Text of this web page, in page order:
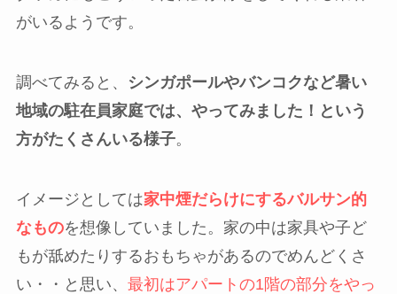
がいるようです。
調べてみると、
シンガポールやバンコクなど暑い
地域の駐在員家庭では、やってみました！という
方がたくさんいる様子。
イメージとしては家中煙だらけにするバルサン的
なものを想像していました。家の中は家具や子ど
もが舐めたりするおもちゃがあるのでめんどくさ
い・・と思い、 最初はアパートの1階の部分をやっ